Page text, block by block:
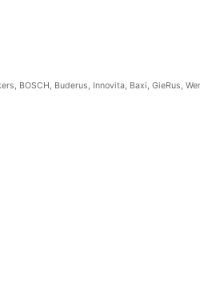
BOSCH, Buderus, Innovita, Baxi, GieRus,